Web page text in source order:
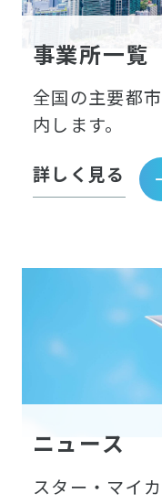
事業所一覧
全国の主要都
内します。
詳しく見る
ニュース
スター・マイ